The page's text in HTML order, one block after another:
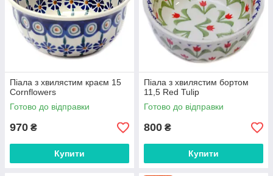
Піала з хвилястим краєм 15
Cornflowers
Готово до відправки
970 ₴
Купити
Піала з хвилястим бортом
11,5 Red Tulip
Готово до відправки
800 ₴
Купити